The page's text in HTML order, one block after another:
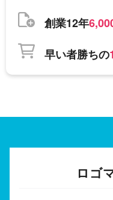
創業12年
早い者勝ちの
ロゴ